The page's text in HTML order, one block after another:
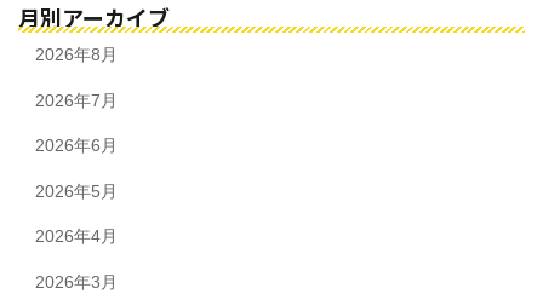
月別アーカイブ
2026年8月
2026年7月
2026年6月
2026年5月
2026年4月
2026年3月